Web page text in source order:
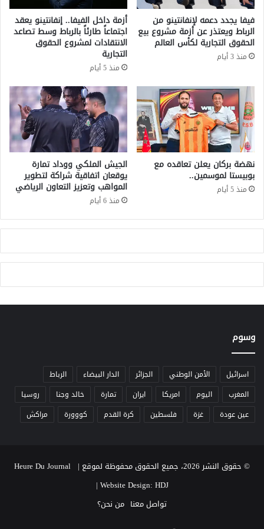
:
ا
ل
م
غ
ب
ر
ا
ن
ع
ل
ى
ل
ا
م
ل
ق
م
ي
ي
ر
ا
ت
م
إ
ف
ل
ا
س
ا
ل
م
ر
ن
د
ي
أ
ى
فيفا يجدد دعمه لإنفانتينو من
الرباط ويعتذر عن أزمة مشروع بيع
الحقوق التجارية لكأس العالم
منذ 3 أيام
أزمة داخل الفيفا.. إنفانتينو يعقد
اجتماعاً طارئاً بالرباط وسط تصاعد
الانتقادات لمشروع الحقوق
التجارية
منذ 5 أيام
نهضة بركان يعلن تعاقده مع
بوبيستا لموسمين..
منذ 5 أيام
الجيش الملكي ووداد تمارة
يوقعان اتفاقية شراكة لتطوير
المواهب وتعزيز التعاون الرياضي
منذ 6 أيام
وسوم
اسرائيل الأمن الوطني الجزائر الدار البيضاء
الرباط
المغرب
اليوم امريكا ايران تمارة خالد وجنا
روسيا
عين عودة
غزة فلسطين كرة القدم كووورة مراكش
© حقوق النشر 2026، جميع الحقوق محفوظة لموقع Heure Du Journal |
Website Design: HDJ
|
تواصل معنا من نحن؟